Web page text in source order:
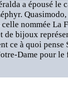
a épousé le
nommée La
de bijoux
ce à quoi pense
Dame pour le